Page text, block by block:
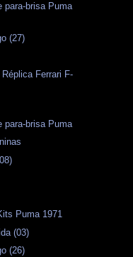
para-brisa Puma
(27)
Ferrari F-
para-brisa Puma
Puma 1971
(03)
(26)